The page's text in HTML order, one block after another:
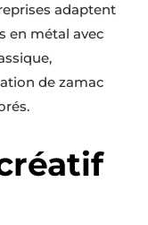
adaptent
en métal avec
de zamac